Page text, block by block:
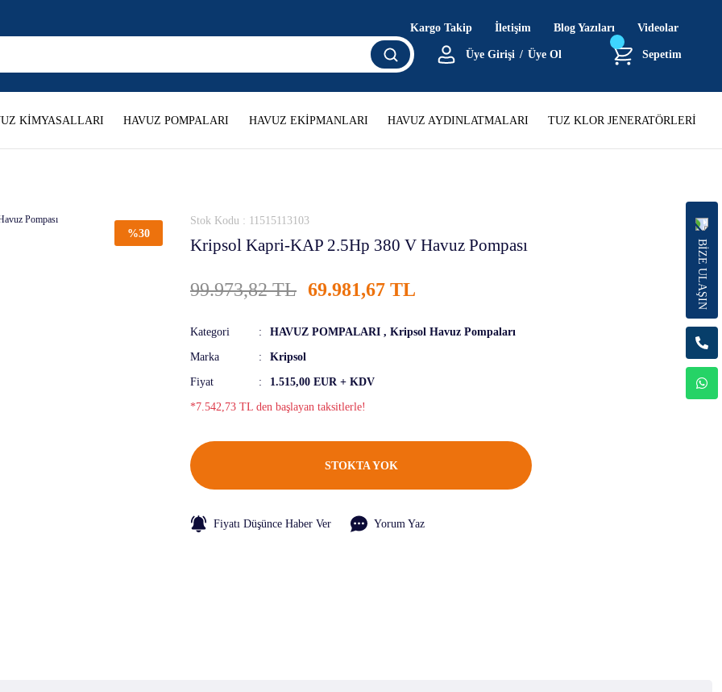
Kargo Takip İletişim Blog Yazıları Videolar
Üye Girişi / Üye Ol Sepetim
KİMYASALLARI HAVUZ POMPALARI HAVUZ EKİPMANLARI HAVUZ AYDINLATMALARI TUZ KLOR JENERATÖRLERİ
%30
Stok Kodu : 11515113103
Kripsol Kapri-KAP 2.5Hp 380 V Havuz Pompası
99.973,82 TL 69.981,67 TL
Kategori HAVUZ POMPALARI , Kripsol Havuz Pompaları
Marka Kripsol
Fiyat 1.515,00 EUR + KDV
*7.542,73 TL den başlayan taksitlerle!
STOKTA YOK
Fiyatı Düşünce Haber Ver Yorum Yaz
BİZE ULAŞIN